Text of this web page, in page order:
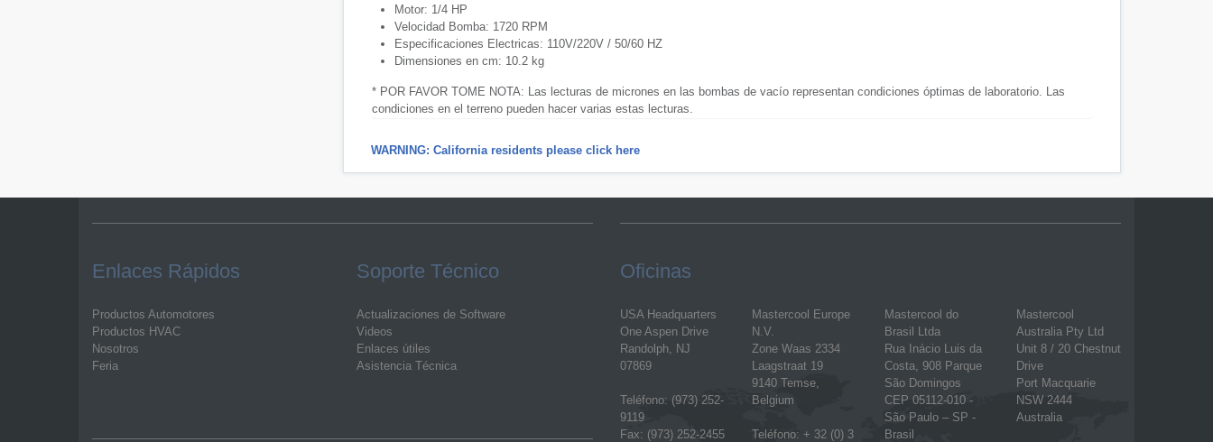
Motor: 1/4 HP
Velocidad Bomba: 1720 RPM
Especificaciones Electricas: 110V/220V / 50/60 HZ
Dimensiones en cm: 10.2 kg
* POR FAVOR TOME NOTA: Las lecturas de micrones en las bombas de vacío representan condiciones óptimas de laboratorio. Las
condiciones en el terreno pueden hacer varias estas lecturas.
WARNING: California residents please click here
Enlaces Rápidos
Productos Automotores
Productos HVAC
Nosotros
Feria
Soporte Técnico
Actualizaciones de Software
Videos
Enlaces útiles
Asistencia Técnica
Oficinas
USA Headquarters
One Aspen Drive
Randolph, NJ
07869
Teléfono: (973) 252-
9119
Fax: (973) 252-2455
Mastercool Europe
N.V.
Zone Waas 2334
Laagstraat 19
9140 Temse,
Belgium
Teléfono: + 32 (0) 3
Mastercool do
Brasil Ltda
Rua Inácio Luis da
Costa, 908 Parque
São Domingos
CEP 05112-010 -
São Paulo – SP -
Brasil
Mastercool
Australia Pty Ltd
Unit 8 / 20 Chestnut
Drive
Port Macquarie
NSW 2444
Australia